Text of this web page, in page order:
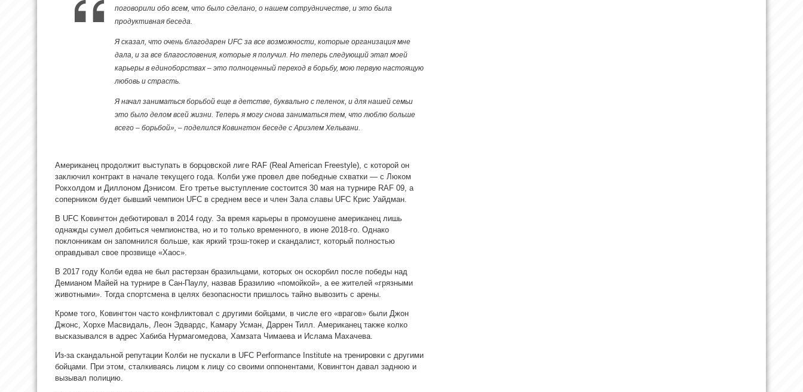
поговорили обо всем, что было сделано, о нашем сотрудничестве, и это была
продуктивная беседа.
Я сказал, что очень благодарен UFC за все возможности, которые организация мне
дала, и за все благословения, которые я получил. Но теперь следующий этап моей
карьеры в единоборствах – это полноценный переход в борьбу, мою первую настоящую
любовь и страсть.
Я начал заниматься борьбой еще в детстве, буквально с пеленок, и для нашей семьи
это было делом всей жизни. Теперь я могу снова заниматься тем, что люблю больше
всего – борьбой», – поделился Ковингтон беседе с Ариэлем Хельвани.
Американец продолжит выступать в борцовской лиге RAF (Real American Freestyle), с которой он
заключил контракт в начале текущего года. Колби уже провел две победные схватки — с Люком
Рокхолдом и Диллоном Дэнисом. Его третье выступление состоится 30 мая на турнире RAF 09, а
соперником будет бывший чемпион UFC в среднем весе и член Зала славы UFC Крис Уайдман.
В UFC Ковингтон дебютировал в 2014 году. За время карьеры в промоушене американец лишь
однажды сумел добиться чемпионства, но и то только временного, в июне 2018-го. Однако
поклонникам он запомнился больше, как яркий трэш-токер и скандалист, который полностью
оправдывал свое прозвище «Хаос».
В 2017 году Колби едва не был растерзан бразильцами, которых он оскорбил после победы над
Демианом Майей на турнире в Сан-Паулу, назвав Бразилию «помойкой», а ее жителей «грязными
животными». Тогда спортсмена в целях безопасности пришлось тайно вывозить с арены.
Кроме того, Ковингтон часто конфликтовал с другими бойцами, в числе его «врагов» были Джон
Джонс, Хорхе Масвидаль, Леон Эдвардс, Камару Усман, Даррен Тилл. Американец также колко
высказывался в адрес Хабиба Нурмагомедова, Хамзата Чимаева и Ислама Махачева.
Из-за скандальной репутации Колби не пускали в UFC Performance Institute на тренировки с другими
бойцами. При этом, сталкиваясь лицом к лицу со своими оппонентами, Ковингтон давал заднюю и
вызывал полицию.